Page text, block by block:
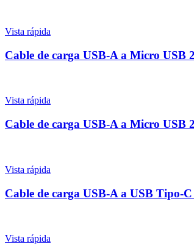
Vista rápida
Cable de carga USB-A a Micro
Vista rápida
Cable de carga USB-A a Micro
Vista rápida
Cable de carga USB-A a USB Tipo-
Vista rápida